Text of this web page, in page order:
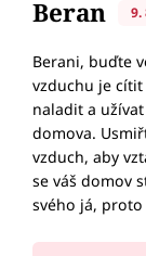
Beran 9.
Berani, buďte
vzduchu je
naladit a
domova.
vzduch, aby
se váš domov
svého já,